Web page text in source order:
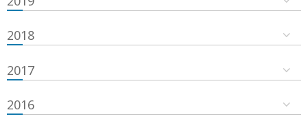
2018
2017
2016